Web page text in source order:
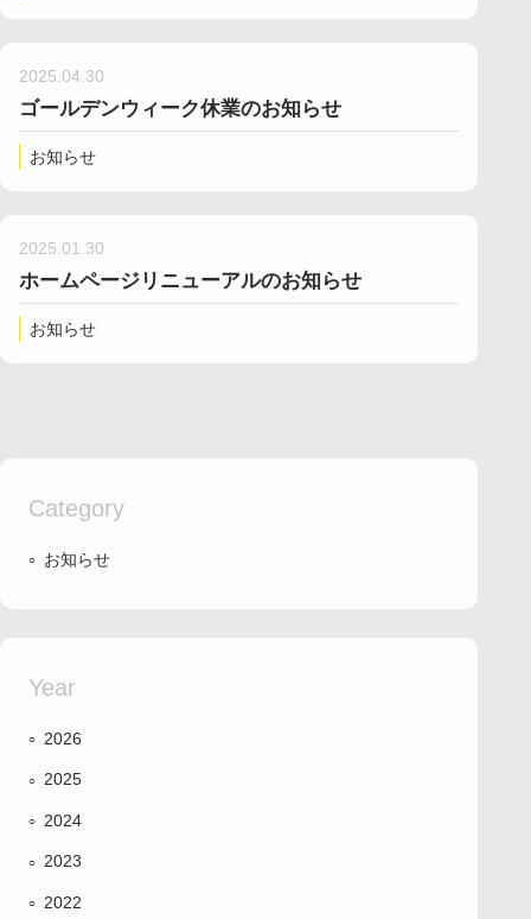
2025.04.30
ゴールデンウィーク休業のお知らせ
お知らせ
2025.01.30
ホームページリニューアルのお知らせ
お知らせ
Category
お知らせ
Year
2026
2025
2024
2023
2022